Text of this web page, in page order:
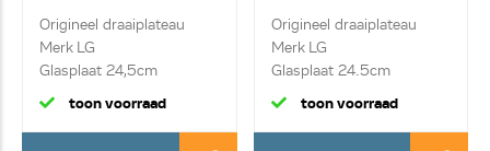
Origineel draaiplateau
Merk LG
Glasplaat 24,5cm
toon voorraad
Origineel draaiplateau
Merk LG
Glasplaat 24.5cm
toon voorraad